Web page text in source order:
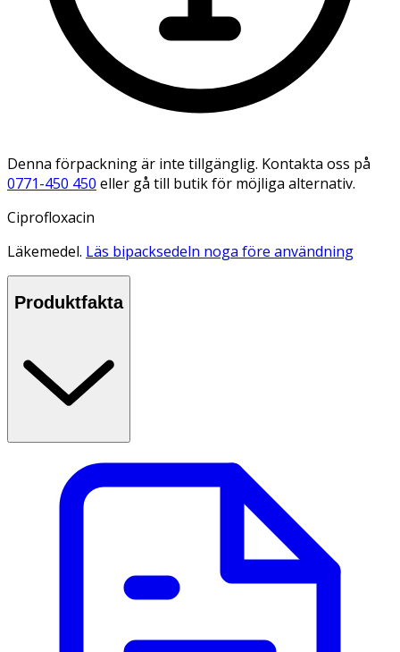
Denna förpackning är inte tillgänglig. Kontakta oss på
0771-450 450 eller gå till butik för möjliga alternativ.
Ciprofloxacin
Läkemedel. Läs bipacksedeln noga före användning
Produktfakta